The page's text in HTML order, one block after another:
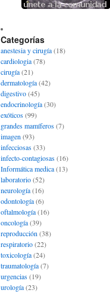
Categorías
anestesia y cirugía(18)
cardiologia(78)
cirugía(21)
dermatología(42)
digestivo(45)
endocrinología(30)
exóticos(99)
grandes mamíferos(7)
imagen (93)
infecciosas(33)
infecto-contagiosas(16)
Informática medica(13)
laboratorio(52)
neurología(16)
odontología(6)
oftalmología(16)
oncología(39)
reproducción (38)
respiratorio(22)
toxicología(24)
traumatología(7)
urgencias(19)
urología(23)